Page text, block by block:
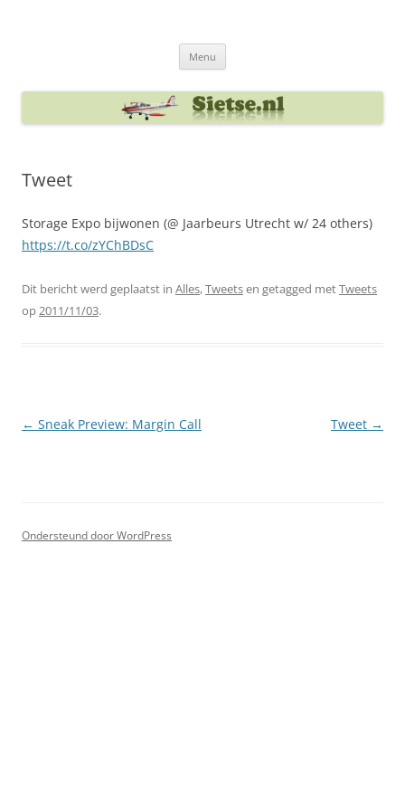
Menu
Tweet
Storage Expo bijwonen (@ Jaarbeurs Utrecht w/ 24 others)
https://t.co/zYChBDsC
Dit bericht werd geplaatst in Alles,Tweetsen getagged metTweets
op2011/11/03.
Berichtnavigatie
← Sneak Preview: Margin Call Tweet →
Ondersteund door WordPress